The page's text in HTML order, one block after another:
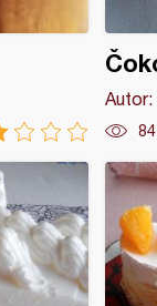
Autor: